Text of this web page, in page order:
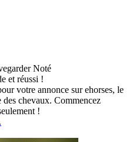
Noté
et réussi !
votre annonce sur ehorses, le
chevaux. Commencez
!